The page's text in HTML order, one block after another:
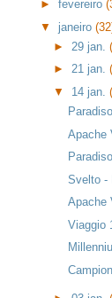
► fevereiro
▼ janeiro
► 29 jan.
►21 jan.
▼ 14 jan.
Apache
Svelto -
Apache
Viaggio